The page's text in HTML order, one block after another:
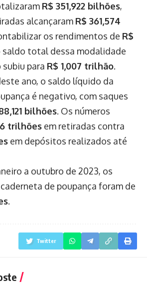
R$ 351,922 bilhões,
alcançaram R$ 361,574
os rendimentos de R$
saldo total dessa modalidade
para R$ 1,007 trilhão.
ano, o saldo líquido da
é negativo, com saques
bilhões. Os números
trilhões em retiradas contra
em depósitos realizados até
a outubro de 2023, os
de poupança foram de
.
Twitter